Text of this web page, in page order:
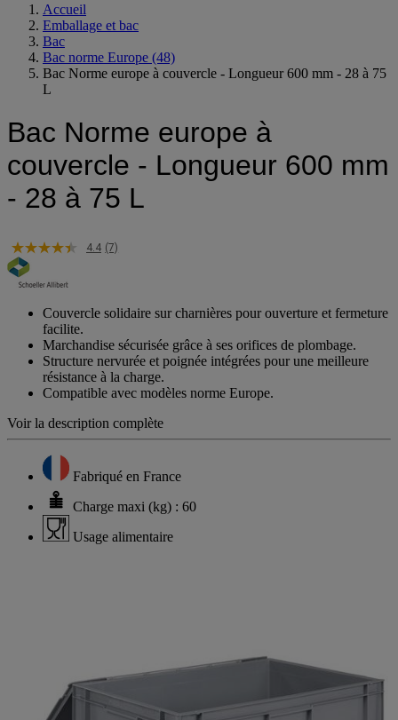
Accueil
Emballage et bac
Bac
Bac norme Europe (48)
Bac Norme europe à couvercle - Longueur 600 mm - 28 à 75
L
Bac Norme europe à
couvercle - Longueur 600 mm
- 28 à 75 L
4.4 (7)
Couvercle solidaire sur charnières pour ouverture et fermeture
facilite.
Marchandise sécurisée grâce à ses orifices de plombage.
Structure nervurée et poignée intégrées pour une meilleure
résistance à la charge.
Compatible avec modèles norme Europe.
Voir la description complète
Fabriqué en France
Charge maxi (kg) : 60
Usage alimentaire